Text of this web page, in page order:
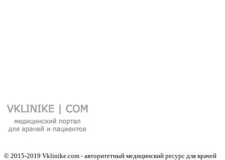
© 2015-2019 Vklinike.com - авторитетный медицинский ресурс для врачей